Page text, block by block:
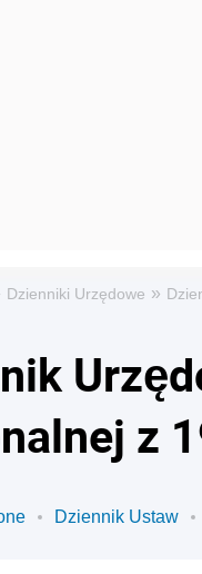
Dzienniki Urzędowe »
z
Dziennik Ustaw